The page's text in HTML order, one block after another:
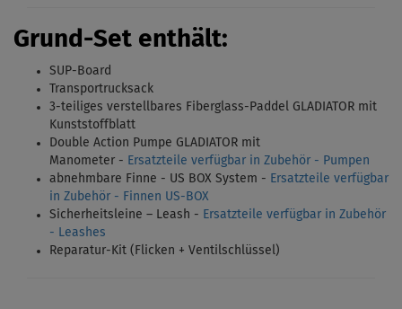
Grund-Set enthält:
SUP-Board
Transportrucksack
3-teiliges verstellbares Fiberglass-Paddel GLADIATOR mit
Kunststoffblatt
Double Action Pumpe GLADIATOR mit
Manometer - Ersatzteile verfügbar in Zubehör - Pumpen
abnehmbare Finne - US BOX System - Ersatzteile verfügbar
in Zubehör - Finnen US-BOX
Sicherheitsleine – Leash - Ersatzteile verfügbar in Zubehör
- Leashes
Reparatur-Kit (Flicken + Ventilschlüssel)